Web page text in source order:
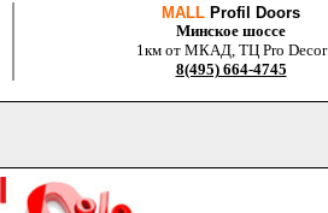
MALL Profil Doors
Минское шоссе
1км от МКАД, ТЦ Pro Decor
8(495) 664-4745